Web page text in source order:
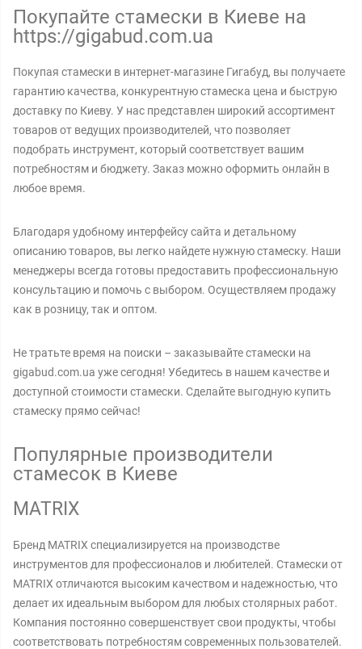
Покупайте стамески в Киеве на
https://gigabud.com.ua
Покупая стамески в интернет-магазине Гигабуд, вы получаете
гарантию качества, конкурентную стамеска цена и быструю
доставку по Киеву. У нас представлен широкий ассортимент
товаров от ведущих производителей, что позволяет
подобрать инструмент, который соответствует вашим
потребностям и бюджету. Заказ можно оформить онлайн в
любое время.
Благодаря удобному интерфейсу сайта и детальному
описанию товаров, вы легко найдете нужную стамеску. Наши
менеджеры всегда готовы предоставить профессиональную
консультацию и помочь с выбором. Осуществляем продажу
как в розницу, так и оптом.
Не тратьте время на поиски – заказывайте стамески на
gigabud.com.ua уже сегодня! Убедитесь в нашем качестве и
доступной стоимости стамески. Сделайте выгодную купить
стамеску прямо сейчас!
Популярные производители
стамесок в Киеве
MATRIX
Бренд MATRIX специализируется на производстве
инструментов для профессионалов и любителей. Стамески от
MATRIX отличаются высоким качеством и надежностью, что
делает их идеальным выбором для любых столярных работ.
Компания постоянно совершенствует свои продукты, чтобы
соответствовать потребностям современных пользователей.